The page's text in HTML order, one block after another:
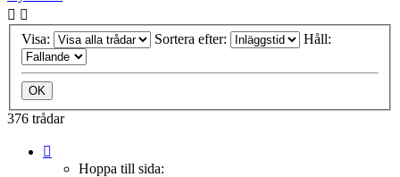
Visa: Sortera efter: Håll:
376 trådar
Hoppa till sida: